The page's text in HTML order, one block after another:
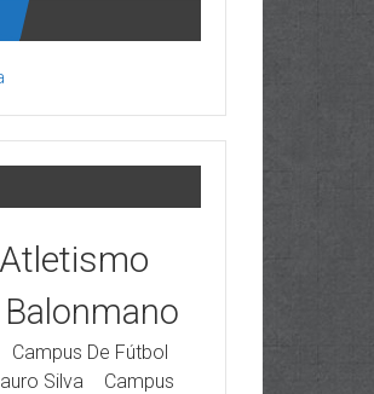
Atletismo
Balonmano
Campus De Fútbol
Silva
Campus